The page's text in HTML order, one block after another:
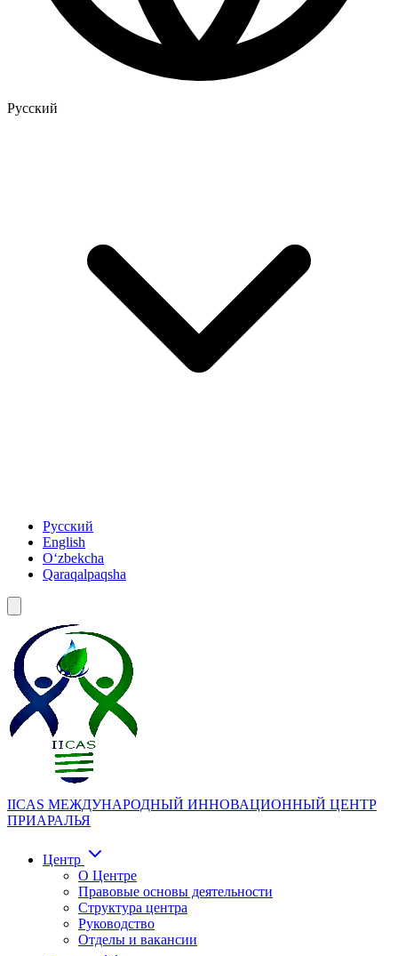
Русский
Русский
English
Oʻzbekcha
Qaraqalpaqsha
IICAS МЕЖДУНАРОДНЫЙ ИННОВАЦИОННЫЙ ЦЕНТР
ПРИАРАЛЬЯ
Центр
О Центре
Правовые основы деятельности
Структура центра
Руководство
Отделы и вакансии